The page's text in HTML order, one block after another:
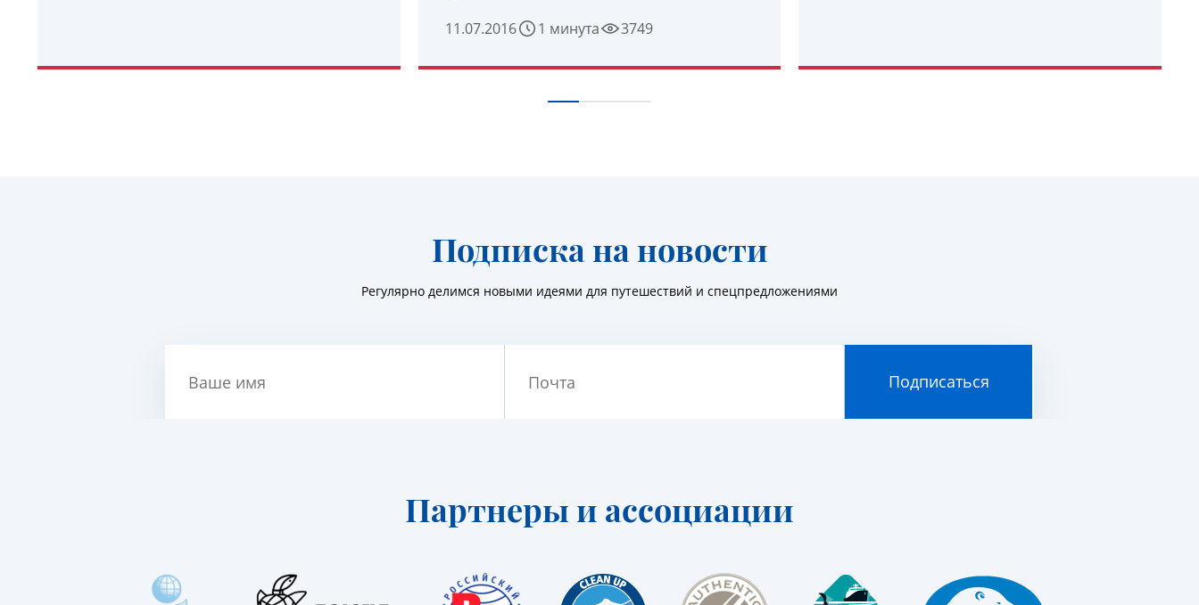
УЗНАТЬ ПОДРОБНЕЕ
11.07.2016
1 минута 3749
УЗНАТЬ ПОДРОБНЕЕ УЗНАТЬ ПОДРОБНЕЕ
Подписка на новости
Регулярно делимся новыми идеями для путешествий и спецпредложениями
Ваше имя Почта Подписаться
Партнеры и ассоциации